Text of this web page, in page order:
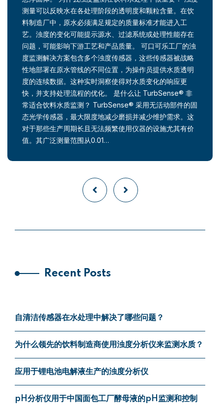
测量可以反映水在各处理阶段的透明度和颗粒含量。在饮
料制造厂中，原水必须满足规定的质量标准才能进入工
艺。浊度的变化可能提示源水、过滤系统或处理性能存在
问题，可能影响下游工艺和产品质量。 可口可乐工厂的浊
度监测解决方案包含多个浊度传感器，这些传感器被战略
性地部署在原水管线的不同位置，为操作员提供水质透明
度的连续数据。这种实时洞察使得对水质变化的响应更
快，并支持处理流程的优化。 是什么让 TurbSense® 非
常适合饮料水质监测？ TurbSense® 采用无活动部件的固
态光学传感器，最大限度地减少磨损并减少维护需求。这
对于那些生产周期长且无法频繁使用仪器的设施尤其有价
值。其广泛测量范围从0.01…
Recent Posts
自清洁传感器在水处理中解决了哪些问题？
为什么领先的饮料制造商使用浊度分析仪来监测水质？
应用于锂电池电解液生产的浊度分析仪
pH分析仪用于中国面包工厂酵母液的pH监测和控制